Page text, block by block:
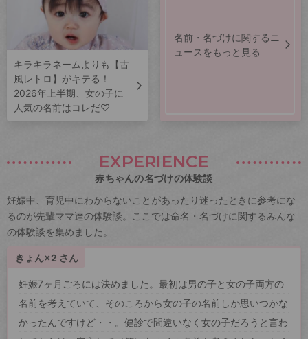
キラキラネームよりも【古
風レトロ】がキテる！
2026年上半期、女の子に
人気の名前はコレだ♡
名前・名づけに関するニ
ュースをもっと見る
EXPERIENCE
赤ちゃんの名づけの体験談
妊娠中、育児中にわからないことがあったり迷ったときに参考にな
るのが先輩ママ達の体験談。ここでは命名・名づけに関するみんな
の体験談を集めました。
きょん×2 さん
妊娠7ヶ月ごろには決めました。最初は男の子と女の子両方の
名前を考えていて、そのころから女の子の名前しか思いつかな
かったんですけど・・。健診で間違いなく女の子だろうと言わ